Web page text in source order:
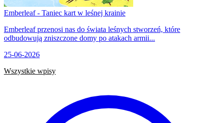
Emberleaf - Taniec kart w leśnej krainie
Emberleaf przenosi nas do świata leśnych stworzeń, które
odbudowują zniszczone domy po atakach armii...
25-06-2026
Wszystkie wpisy